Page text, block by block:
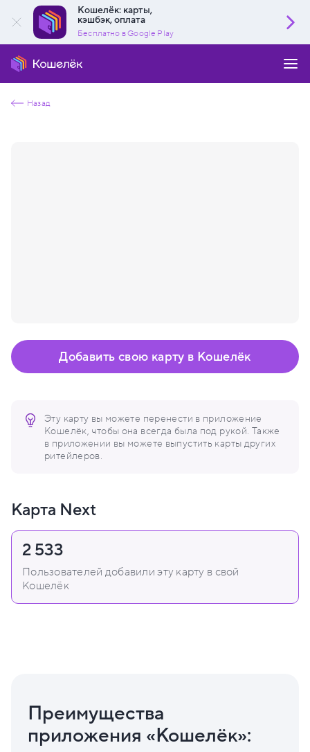
Кошелёк: карты,
кэшбэк, оплата
Бесплатно в Google Play
Назад
Эту карту вы можете перенести в приложение
Кошелёк, чтобы она всегда была под рукой. Также
в приложении вы можете выпустить карты других
ритейлеров.
Добавить свою карту в Кошелёк
Карта Next
2 533
Пользователей добавили эту карту в свой
Кошелёк
Преимущества
приложения «Кошелёк»: